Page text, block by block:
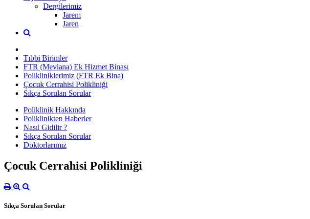
Dergilerimiz
Jarem
Jaren
Tıbbi Birimler
FTR (Mevlana) Ek Hizmet Binası
Polikliniklerimiz (FTR Ek Bina)
Çocuk Cerrahisi Polikliniği
Sıkça Sorulan Sorular
Poliklinik Hakkında
Poliklinikten Haberler
Nasıl Gidilir ?
Sıkça Sorulan Sorular
Doktorlarımız
Çocuk Cerrahisi Polikliniği
Sıkça Sorulan Sorular